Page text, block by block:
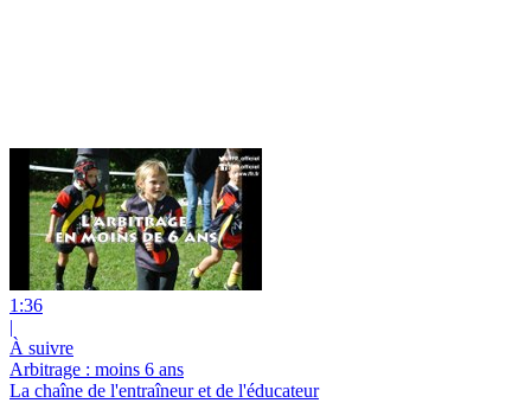
1:36
|
À suivre
Arbitrage : moins 6 ans
La chaîne de l'entraîneur et de l'éducateur